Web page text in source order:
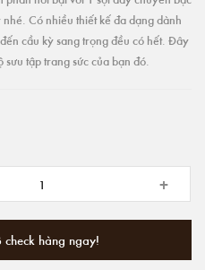
Có nhiều thiết kế đa dạng dành
cầu kỳ sang trọng đều có hết. Đây
tập trang sức của bạn đó.
+
check hàng ngay!